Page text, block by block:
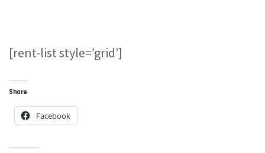
[rent-list style=’grid’]
Share
Facebook